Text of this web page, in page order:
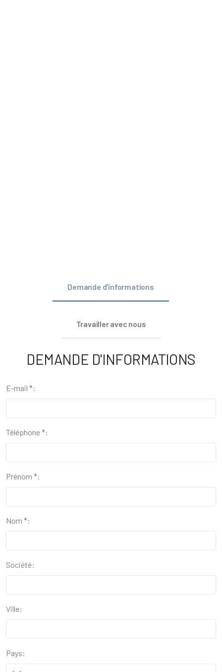
Demande d'informations
Travailler avec nous
DEMANDE D'INFORMATIONS
E-mail *:
Téléphone *:
Prénom *:
Nom *:
Société:
Ville:
Pays: